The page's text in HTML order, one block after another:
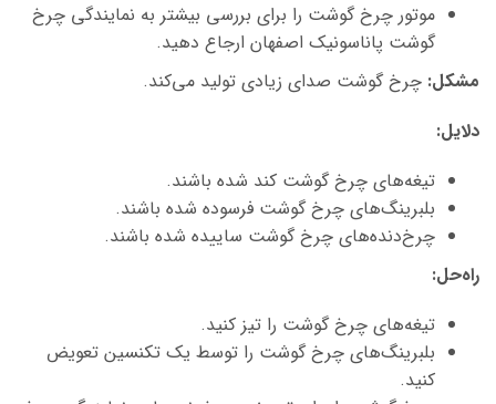
موتور چرخ گوشت را برای بررسی بیشتر به نمایندگی چرخ
گوشت پاناسونیک اصفهان ارجاع دهید.
مشکل: چرخ گوشت صدای زیادی تولید می‌کند.
دلایل:
تیغه‌های چرخ گوشت کند شده باشند.
بلبرینگ‌های چرخ گوشت فرسوده شده باشند.
چرخ‌دنده‌های چرخ گوشت ساییده شده باشند.
راه‌حل:
تیغه‌های چرخ گوشت را تیز کنید.
بلبرینگ‌های چرخ گوشت را توسط یک تکنسین تعویض
کنید.